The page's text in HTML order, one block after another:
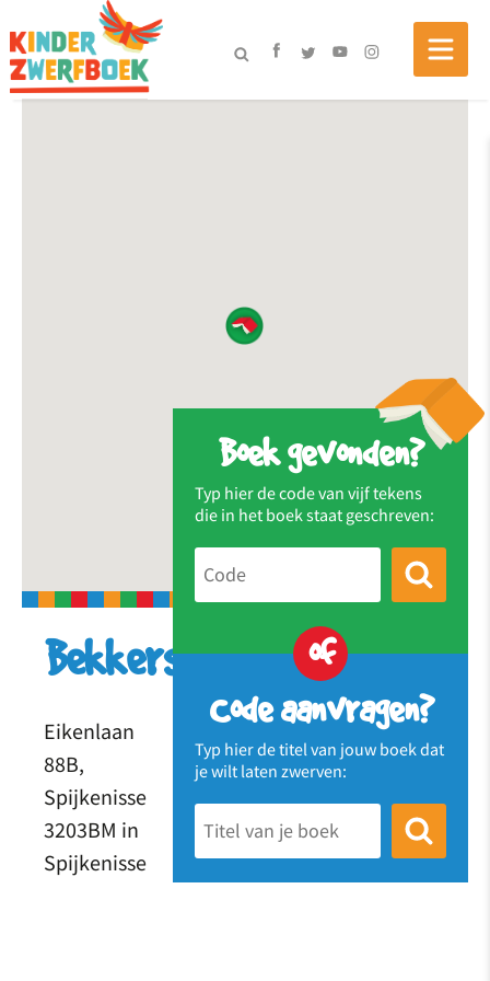
Boek gevonden?
Typ hier de code van vijf tekens
die in het boek staat geschreven:
of
Code aanvragen?
Typ hier de titel van jouw boek dat
je wilt laten zwerven:
Bekkersbieb
Eikenlaan
88B,
Spijkenisse
3203BM in
Spijkenisse